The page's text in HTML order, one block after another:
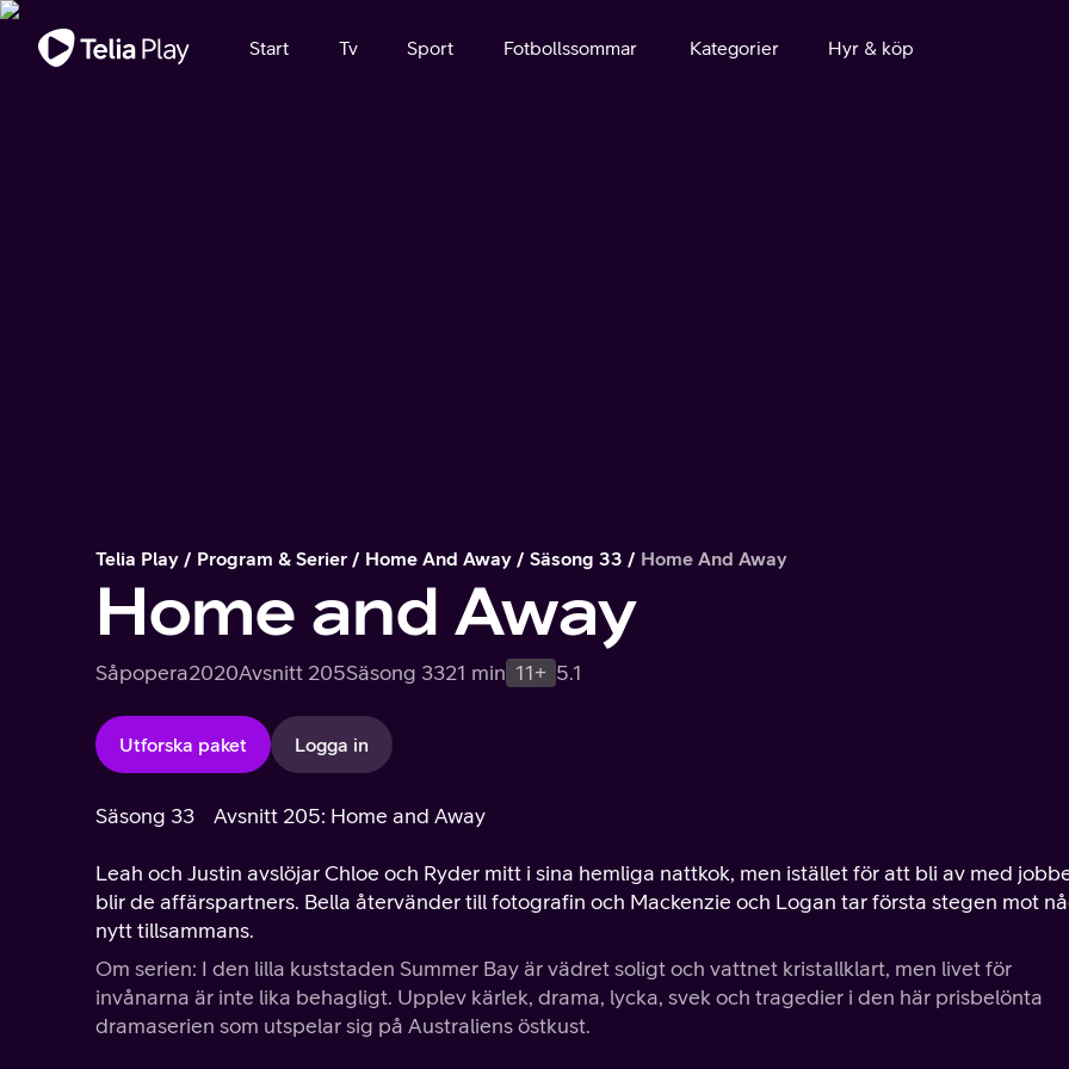
Viktigt meddelande
Start Tv Sport Fotbollssommar Kategorier Hyr & köp
Telia Play Program & Serier Home And Away Säsong 33 Home And Away
Home and Away
Såpopera2020Avsnitt 205Säsong 3321 min 11+ 5.1
Utforska paket Logga in
Säsong 33 Avsnitt 205: Home and Away
Leah och Justin avslöjar Chloe och Ryder mitt i sina hemliga nattkok, men istället för att bli av med
blir de affärspartners. Bella återvänder till fotografin och Mackenzie och Logan tar första stegen mot
nytt tillsammans.
Om serien: I den lilla kuststaden Summer Bay är vädret soligt och vattnet kristallklart, men livet för
invånarna är inte lika behagligt. Upplev kärlek, drama, lycka, svek och tragedier i den här prisbelönta
dramaserien som utspelar sig på Australiens östkust.